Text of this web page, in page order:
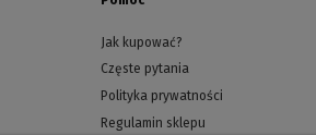
Jak kupować?
Częste pytania
Polityka prywatności
Regulamin sklepu